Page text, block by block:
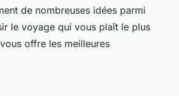
de nombreuses idées parmi
le voyage qui vous plaît le plus
offre les meilleures